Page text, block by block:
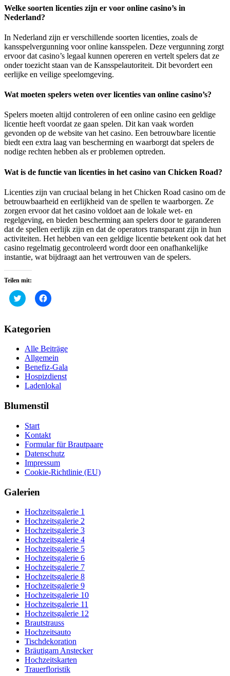
Welke soorten licenties zijn er voor online casino’s in
Nederland?
In Nederland zijn er verschillende soorten licenties, zoals de
kansspelvergunning voor online kansspelen. Deze vergunning zorgt
ervoor dat casino’s legaal kunnen opereren en vertelt spelers dat ze
onder toezicht staan van de Kansspelautoriteit. Dit bevordert een
eerlijke en veilige speelomgeving.
Wat moeten spelers weten over licenties van online casino’s?
Spelers moeten altijd controleren of een online casino een geldige
licentie heeft voordat ze gaan spelen. Dit kan vaak worden
gevonden op de website van het casino. Een betrouwbare licentie
biedt een extra laag van bescherming en waarborgt dat spelers de
nodige rechten hebben als er problemen optreden.
Wat is de functie van licenties in het casino van Chicken Road?
Licenties zijn van cruciaal belang in het Chicken Road casino om de
betrouwbaarheid en eerlijkheid van de spellen te waarborgen. Ze
zorgen ervoor dat het casino voldoet aan de lokale wet- en
regelgeving, en bieden bescherming aan spelers door te garanderen
dat de spellen eerlijk zijn en dat de operators transparant zijn in hun
activiteiten. Het hebben van een geldige licentie betekent ook dat het
casino regelmatig gecontroleerd wordt door een onafhankelijke
instantie, wat bijdraagt aan het vertrouwen van de spelers.
Teilen mit:
Klick,
um
teilen
(Wird
in
neuem
Fenster
geöffnet)
Klick,
um
teilen
in
neuem
Fenster
geöffnet)
Kategorien
Alle Beiträge
Allgemein
Benefiz-Gala
Hospizdienst
Ladenlokal
Blumenstil
Start
Kontakt
Formular für Brautpaare
Datenschutz
Impressum
Cookie-Richtlinie (EU)
Galerien
Hochzeitsgalerie 1
Hochzeitsgalerie 2
Hochzeitsgalerie 3
Hochzeitsgalerie 4
Hochzeitsgalerie 5
Hochzeitsgalerie 6
Hochzeitsgalerie 7
Hochzeitsgalerie 8
Hochzeitsgalerie 9
Hochzeitsgalerie 10
Hochzeitsgalerie 11
Hochzeitsgalerie 12
Brautstrauss
Hochzeitsauto
Tischdekoration
Bräutigam Anstecker
Hochzeitskarten
Trauerfloristik